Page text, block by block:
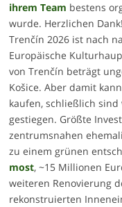
ihrem Team bestens
wurde. Herzlichen Dank!
Trenčín 2026 ist nach
Europäische
von Trenčín beträgt
Košice. Aber damit
kaufen, schließlich
gestiegen. Größte
zentrumsnahen
zu einem grünen
most, ~15 Millionen
weiteren Renovierung
rekonstruierten